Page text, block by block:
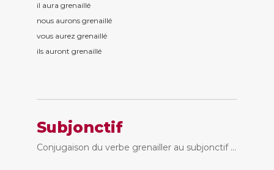
il aura grenaillé
nous aurons grenaillé
vous aurez grenaillé
ils auront grenaillé
Subjonctif
Conjugaison du verbe grenailler au subjonctif ...